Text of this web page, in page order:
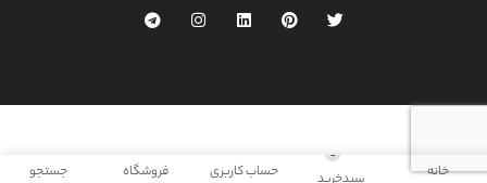
خانه
0
حساب کاربری فروشگاه جستجو